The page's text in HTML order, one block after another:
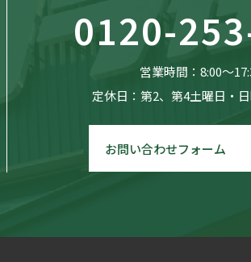
0120-
営業時間：8:00〜
定休日：第2、第4土曜日・
お問い合わせフォーム